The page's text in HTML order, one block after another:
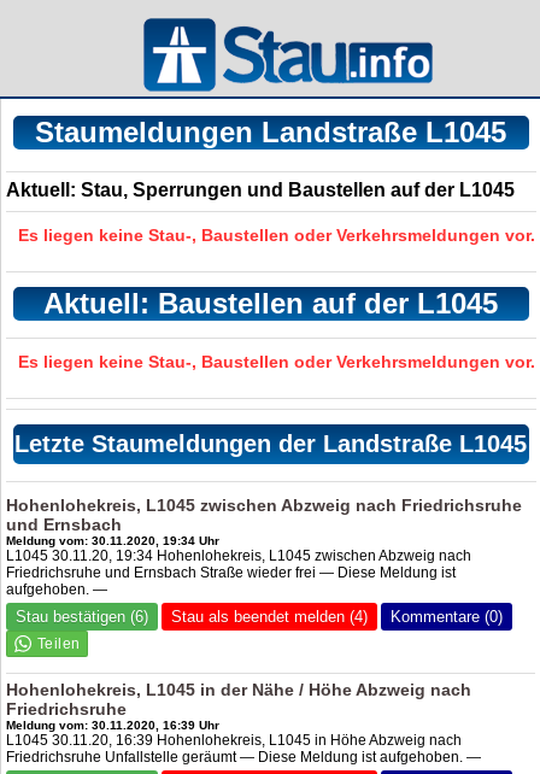
Staumeldungen Landstraße L1045
Aktuell: Stau, Sperrungen und Baustellen auf der L1045
Es liegen keine Stau-, Baustellen oder Verkehrsmeldungen vor.
Aktuell: Baustellen auf der L1045
Es liegen keine Stau-, Baustellen oder Verkehrsmeldungen vor.
Letzte Staumeldungen der Landstraße L1045
Hohenlohekreis, L1045 zwischen Abzweig nach Friedrichsruhe
und Ernsbach
Meldung vom: 30.11.2020, 19:34 Uhr
L1045 30.11.20, 19:34 Hohenlohekreis, L1045 zwischen Abzweig nach
Friedrichsruhe und Ernsbach Straße wieder frei — Diese Meldung ist
aufgehoben. —
Stau bestätigen (6) Stau als beendet melden (4) Kommentare (0)
Hohenlohekreis, L1045 in der Nähe / Höhe Abzweig nach
Friedrichsruhe
Meldung vom: 30.11.2020, 16:39 Uhr
L1045 30.11.20, 16:39 Hohenlohekreis, L1045 in Höhe Abzweig nach
Friedrichsruhe Unfallstelle geräumt — Diese Meldung ist aufgehoben. —